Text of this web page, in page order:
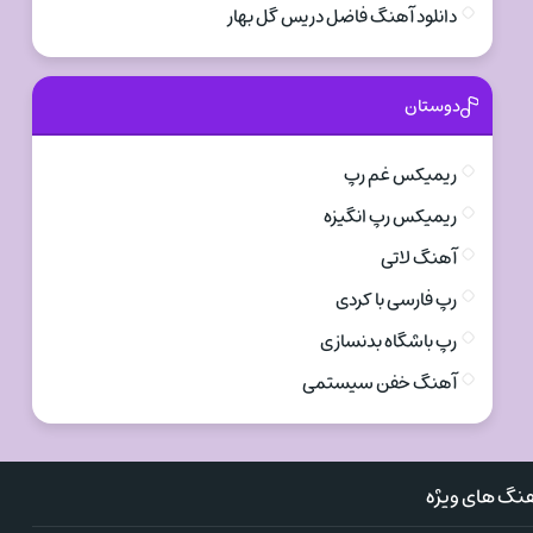
دانلود آهنگ فاضل دریس گل بهار
دوستان
ریمیکس غم رپ
ریمیکس رپ انگیزه
آهنگ لاتی
رپ فارسی با کردی
رپ باشگاه بدنسازی
آهنگ خفن سیستمی
های ویژه